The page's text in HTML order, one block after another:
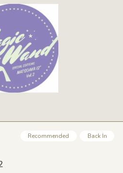
Recommended Back In